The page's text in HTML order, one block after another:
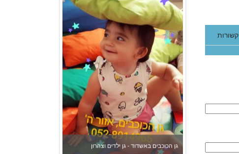
גן הכוכבים באשדוד - גן ילדים וצהרון